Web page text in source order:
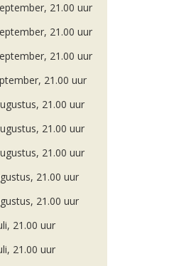
21.00 uur
21.00 uur
21.00 uur
21.00 uur
21.00 uur
21.00 uur
21.00 uur
21.00 uur
21.00 uur
21.00 uur
21.00 uur